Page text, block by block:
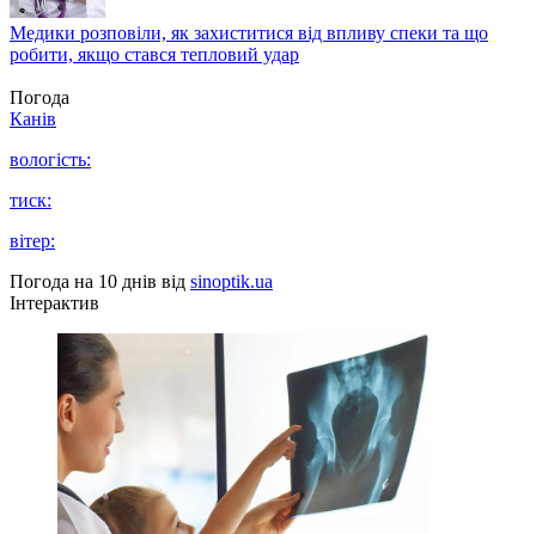
Медики розповіли, як захиститися від впливу спеки та що
робити, якщо стався тепловий удар
Погода
Канів
вологість:
тиск:
вітер:
Погода на 10 днів від sinoptik.ua
Інтерактив